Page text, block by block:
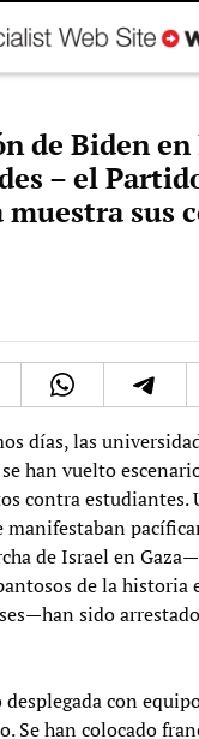
de Biden en
– el
muestra sus
días, las
han vuelto
contra estudiantes.
manifestaban
de Israel en
de la historia
sido
con
Se han colocado